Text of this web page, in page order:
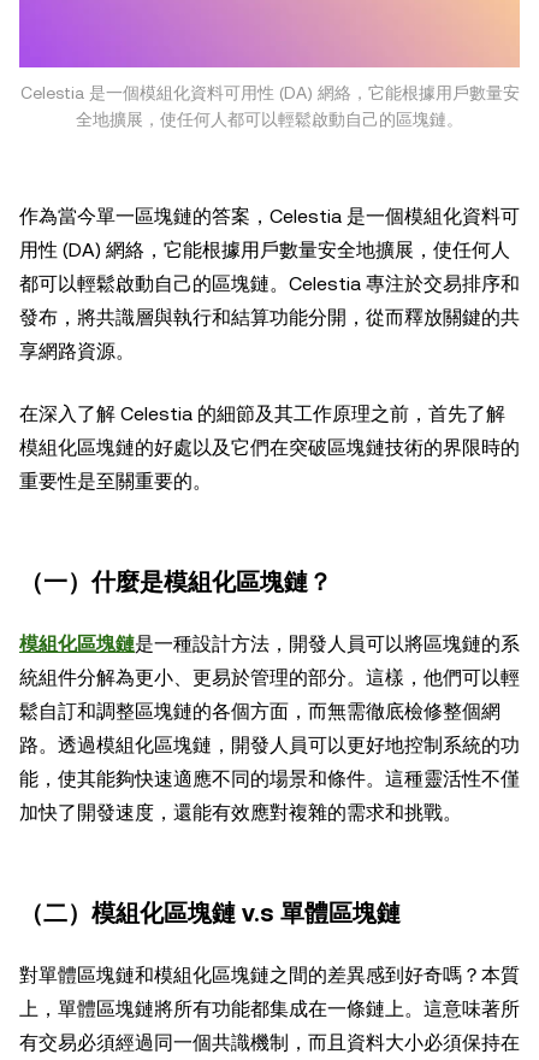
Celestia 是一個模組化資料可用性 (DA) 網絡，它能根據用戶數量安
全地擴展，使任何人都可以輕鬆啟動自己的區塊鏈。
作為當今單一區塊鏈的答案，Celestia 是一個模組化資料可
用性 (DA) 網絡，它能根據用戶數量安全地擴展，使任何人
都可以輕鬆啟動自己的區塊鏈。Celestia 專注於交易排序和
發布，將共識層與執行和結算功能分開，從而釋放關鍵的共
享網路資源。
在深入了解 Celestia 的細節及其工作原理之前，首先了解
模組化區塊鏈的好處以及它們在突破區塊鏈技術的界限時的
重要性是至關重要的。
（一）什麼是模組化區塊鏈？
模組化區塊鏈是一種設計方法，開發人員可以將區塊鏈的系
統組件分解為更小、更易於管理的部分。這樣，他們可以輕
鬆自訂和調整區塊鏈的各個方面，而無需徹底檢修整個網
路。透過模組化區塊鏈，開發人員可以更好地控制系統的功
能，使其能夠快速適應不同的場景和條件。這種靈活性不僅
加快了開發速度，還能有效應對複雜的需求和挑戰。
（二）模組化區塊鏈 v.s 單體區塊鏈
對單體區塊鏈和模組化區塊鏈之間的差異感到好奇嗎？本質
上，單體區塊鏈將所有功能都集成在一條鏈上。這意味著所
有交易必須經過同一個共識機制，而且資料大小必須保持在